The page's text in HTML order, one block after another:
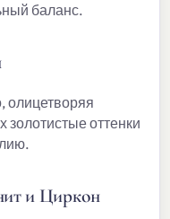
баланс.
олицетворяя
золотистые оттенки
и Циркон